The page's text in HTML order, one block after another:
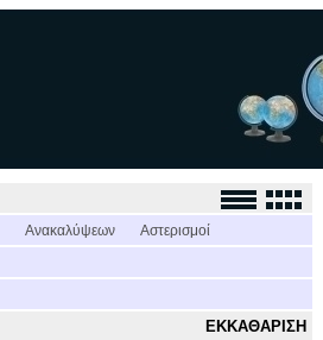
Ανακαλύψεων
Αστερισμοί
ΕΚΚΑΘΑΡΙΣΗ